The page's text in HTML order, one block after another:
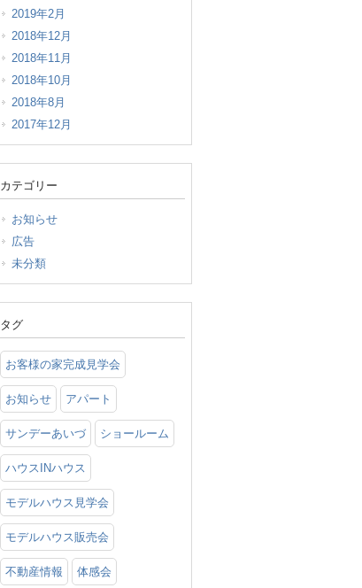
2019年2月
2018年12月
2018年11月
2018年10月
2018年8月
2017年12月
カテゴリー
お知らせ
広告
未分類
タグ
お客様の家完成見学会
お知らせ アパート
サンデーあいづ ショールーム
ハウスINハウス
モデルハウス見学会
モデルハウス販売会
不動産情報 体感会